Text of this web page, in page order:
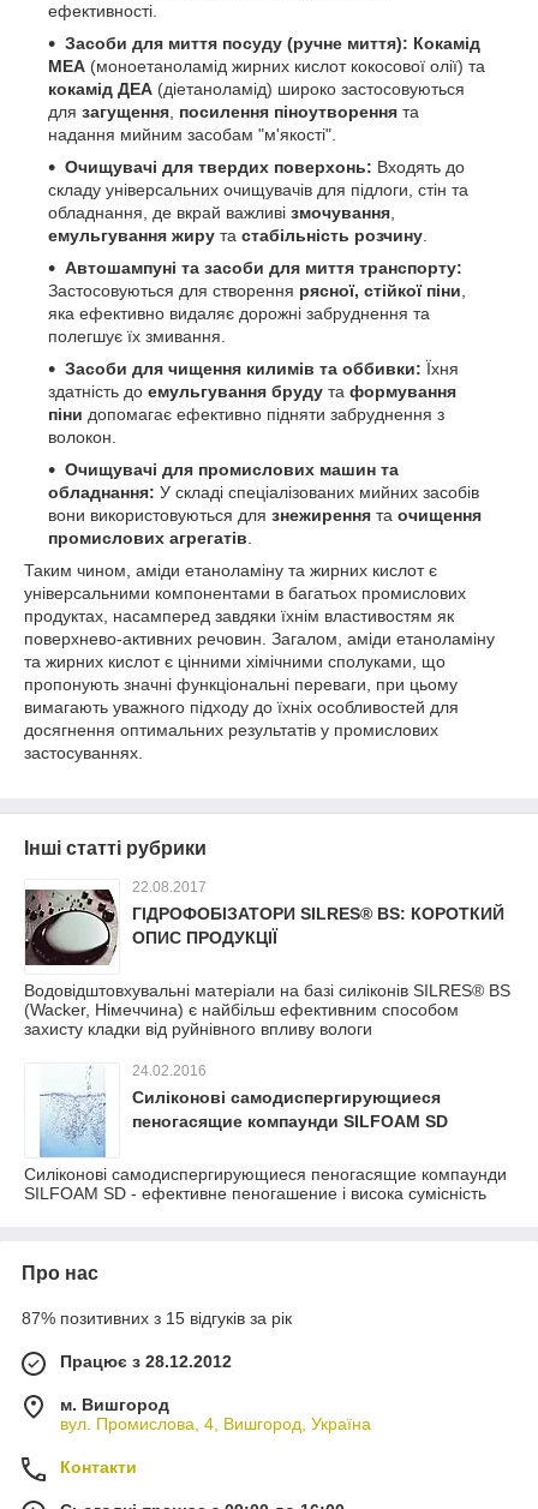
ефективності.
Засоби для миття посуду (ручне миття): Кокамід
МЕА (моноетаноламід жирних кислот кокосової олії) та
кокамід ДЕА (діетаноламід) широко застосовуються
для загущення посилення піноутворення та
надання мийним засобам "м'якості".
Очищувачі для твердих поверхонь: Входять до
складу універсальних очищувачів для підлоги, стін та
обладнання, де вкрай важливі змочування
емульгування жиру та стабільність розчину
Автошампуні та засоби для миття транспорту:
Застосовуються для створення рясної, стійкої піни
яка ефективно видаляє дорожні забруднення та
полегшує їх змивання.
Засоби для чищення килимів та оббивки: Їхня
здатність до емульгування бруду та формування
піни допомагає ефективно підняти забруднення з
волокон.
Очищувачі для промислових машин та
обладнання: У складі спеціалізованих мийних засобів
вони використовуються для знежирення та очищення
промислових агрегатів
Таким чином, аміди етаноламіну та жирних кислот є
універсальними компонентами в багатьох промислових
продуктах, насамперед завдяки їхнім властивостям як
поверхнево-активних речовин. Загалом, аміди етаноламіну
та жирних кислот є цінними хімічними сполуками, що
пропонують значні функціональні переваги, при цьому
вимагають уважного підходу до їхніх особливостей для
досягнення оптимальних результатів у промислових
застосуваннях.
Інші статті рубрики
22.08.2017
ГІДРОФОБІЗАТОРИ SILRES® BS: КОРОТКИЙ
ОПИС ПРОДУКЦІЇ
Водовідштовхувальні матеріали на базі силіконів SILRES® BS
(Wacker, Німеччина) є найбільш ефективним способом
захисту кладки від руйнівного впливу вологи
24.02.2016
Силіконові самодиспергирующиеся
пеногасящие компаунди SILFOAM SD
Силіконові самодиспергирующиеся пеногасящие компаунди
SILFOAM SD - ефективне пеногашение і висока сумісність
Про нас
87% позитивних з 15 відгуків за рік
Працює з 28.12.2012
м. Вишгород
вул. Промислова, 4, Вишгород, Україна
Контакти